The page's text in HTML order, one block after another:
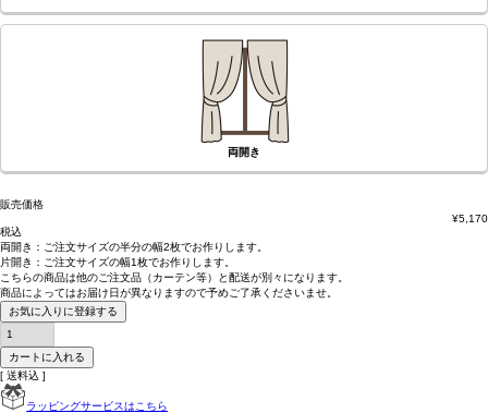
両開き
販売価格
¥5,170
税込
両開き： ご注文サイズの半分の幅2枚でお作りします。
片開き： ご注文サイズの幅1枚でお作りします。
こちらの商品は他のご注文品（カーテン等）と配送が別々 になります。
商品によってはお届け日が異なりますので予めご了承くださいませ。
お気に入りに登録する
カートに入れる
送料込
ラッピングサービスはこちら